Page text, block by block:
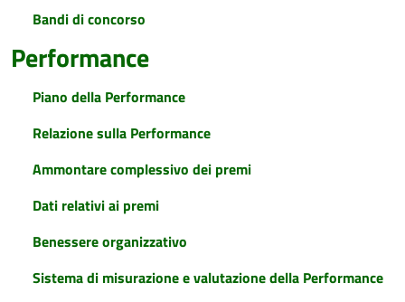
Bandi di concorso
Performance
Piano della Performance
Relazione sulla Performance
Ammontare complessivo dei premi
Dati relativi ai premi
Benessere organizzativo
Sistema di misurazione e valutazione della Performance